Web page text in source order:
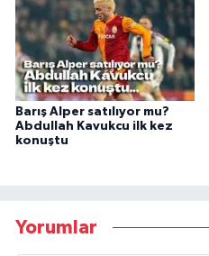
Barış Alper satılıyor mu?
Abdullah Kavukcu ilk kez
konuştu
Yorumlar